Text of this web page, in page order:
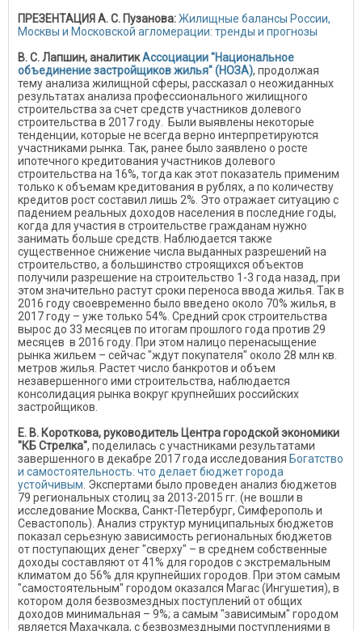
ПРЕЗЕНТАЦИЯ А. С. Пузанова:Жилищные балансы России,
Москвы и Московской агломерации: тренды и прогнозы
В. С. Лапшин, аналитикАссоциации "Национальное
объединение застройщиков жилья" (НОЗА), продолжая
тему анализа жилищной сферы, рассказал о неожиданных
результатах анализа профессионального жилищного
строительства за счет средств участников долевого
строительства в 2017 году. Были выявлены некоторые
тенденции, которые не всегда верно интерпретируются
участниками рынка. Так, ранее было заявлено о росте
ипотечного кредитования участников долевого
строительства на 16%, тогда как этот показатель применим
только к объемам кредитования в рублях, а по количеству
кредитов рост составил лишь 2%. Это отражает ситуацию с
падением реальных доходов населения в последние годы,
когда для участия в строительстве гражданам нужно
занимать больше средств. Наблюдается также
существенное снижение числа выданных разрешений на
строительство, а большинство строящихся объектов
получили разрешение на строительство 1-3 года назад, при
этом значительно растут сроки переноса ввода жилья. Так в
2016 году своевременно было введено около 70% жилья, в
2017 году – уже только 54%. Средний срок строительства
вырос до 33 месяцев по итогам прошлого года против 29
месяцев в 2016 году. При этом налицо перенасыщение
рынка жильем – сейчас "ждут покупателя" около 28 млн кв.
метров жилья. Растет число банкротов и объем
незавершенного ими строительства, наблюдается
консолидация рынка вокруг крупнейших российских
застройщиков.
Е. В. Короткова, руководитель Центра городской экономики
"КБ Стрелка", поделилась с участниками результатами
завершенного в декабре 2017 года исследования Богатство
и самостоятельность: что делает бюджет города
устойчивым . Экспертами было проведен анализ бюджетов
79 региональных столиц за 2013-2015 гг. (не вошли в
исследование Москва, Санкт-Петербург, Симферополь и
Севастополь). Анализ структур муниципальных бюджетов
показал серьезную зависимость региональных бюджетов
от поступающих денег "сверху" – в среднем собственные
доходы составляют от 41% для городов с экстремальным
климатом до 56% для крупнейших городов. При этом самым
"самостоятельным" городом оказался Магас (Ингушетия), в
котором доля безвозмездных поступлений от общих
доходов минимальная – 9%; а самым "зависимым" городом
является Махачкала, с безвозмездными поступлениями в